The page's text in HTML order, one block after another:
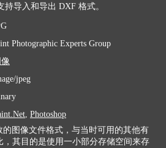
导入和导出 DXF 格式。
Photographic Experts Group
像
jpeg
, Photoshop
的图像文件格式，与当时可用的其他有
其目的是使用一小部分存储空间来存